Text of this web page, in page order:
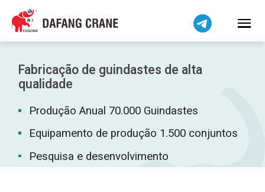
Fabricação de guindastes de alta
qualidade
Produção Anual 70.000 Guindastes
Equipamento de produção 1.500 conjuntos
Pesquisa e desenvolvimento
Bahasa Indonesia
Bahasa Melayu
Tiếng Việt
简体中文
বাংলা
Pilipino
اردو
Українська